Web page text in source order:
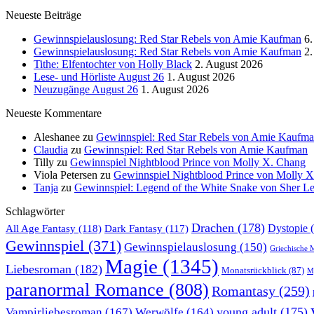
Neueste Beiträge
Gewinnspielauslosung: Red Star Rebels von Amie Kaufman
Gewinnspielauslosung: Red Star Rebels von Amie Kaufman
Tithe: Elfentochter von Holly Black 2. August 2026
Lese- und Hörliste August 26 1. August 2026
Neuzugänge August 26 1. August 2026
Neueste Kommentare
Aleshanee zu Gewinnspiel: Red Star Rebels von Amie
Claudia zu Gewinnspiel: Red Star Rebels von Amie Kaufman
Tilly zu Gewinnspiel Nightblood Prince von Molly X. Chang
Viola Petersen zu Gewinnspiel Nightblood Prince von Molly
Tanja zu Gewinnspiel: Legend of the White Snake von Sher
Schlagwörter
All Age Fantasy (118) Dark Fantasy (117) Drachen (178) Dystopie
Gewinnspiel (371) Gewinnspielauslosung (150) Griechische
Liebesroman (182) Magie (1345) Monatsrückblick (87)
paranormal Romance (808) Romantasy (259)